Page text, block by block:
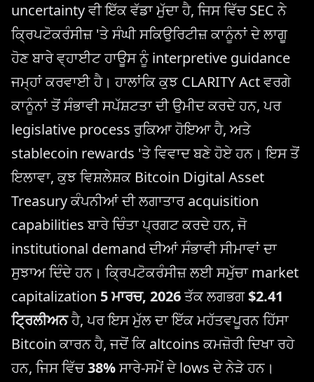
uncertainty ਵੀ ਇੱਕ ਵੱਡਾ ਮੁੱਦਾ ਹੈ, ਜਿਸ ਵਿੱਚ SEC ਨੇ
ਕ੍ਰਿਪਟੋਕਰੰਸੀਜ਼ 'ਤੇ ਸੰਘੀ ਸਕਿਉਰਿਟੀਜ਼ ਕਾਨੂੰਨਾਂ ਦੇ ਲਾਗੂ
ਹੋਣ ਬਾਰੇ ਵ੍ਹਾਈਟ ਹਾਊਸ ਨੂੰ interpretive guidance
ਜਮ੍ਹਾਂ ਕਰਵਾਈ ਹੈ। ਹਾਲਾਂਕਿ ਕੁਝ CLARITY Act ਵਰਗੇ
ਕਾਨੂੰਨਾਂ ਤੋਂ ਸੰਭਾਵੀ ਸਪੱਸ਼ਟਤਾ ਦੀ ਉਮੀਦ ਕਰਦੇ ਹਨ, ਪਰ
legislative process ਰੁਕਿਆ ਹੋਇਆ ਹੈ, ਅਤੇ
stablecoin rewards 'ਤੇ ਵਿਵਾਦ ਬਣੇ ਹੋਏ ਹਨ। ਇਸ ਤੋਂ
ਇਲਾਵਾ, ਕੁਝ ਵਿਸ਼ਲੇਸ਼ਕ Bitcoin Digital Asset
Treasury ਕੰਪਨੀਆਂ ਦੀ ਲਗਾਤਾਰ acquisition
capabilities ਬਾਰੇ ਚਿੰਤਾ ਪ੍ਰਗਟ ਕਰਦੇ ਹਨ, ਜੋ
institutional demand ਦੀਆਂ ਸੰਭਾਵੀ ਸੀਮਾਵਾਂ ਦਾ
ਸੁਝਾਅ ਦਿੰਦੇ ਹਨ। ਕ੍ਰਿਪਟੋਕਰੰਸੀਜ਼ ਲਈ ਸਮੁੱਚਾ market
capitalization 5 ਮਾਰਚ, 2026ਤੱਕ ਲਗਭਗ$2.41
ਟ੍ਰਿਲੀਅਨਹੈ, ਪਰ ਇਸ ਮੁੱਲ ਦਾ ਇੱਕ ਮਹੱਤਵਪੂਰਨ ਹਿੱਸਾ
Bitcoin ਕਾਰਨ ਹੈ, ਜਦੋਂ ਕਿ altcoins ਕਮਜ਼ੋਰੀ ਦਿਖਾ ਰਹੇ
ਹਨ, ਜਿਸ ਵਿੱਚ38%ਸਾਰੇ-ਸਮੇਂ ਦੇ lows ਦੇ ਨੇੜੇ ਹਨ।